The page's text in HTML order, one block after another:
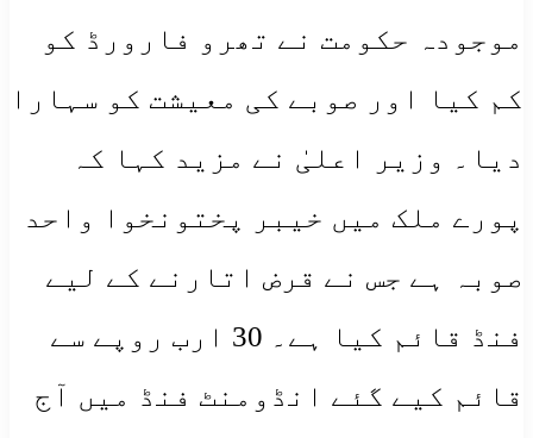
موجودہ حکومت نے تھرو فارورڈ کو
کم کیا اور صوبے کی معیشت کو سہارا
دیا۔ وزیر اعلیٰ نے مزید کہا کہ
پورے ملک میں خیبر پختونخوا واحد
صوبہ ہے جس نے قرض اتارنے کے لیے
فنڈ قائم کیا ہے۔ 30 ارب روپے سے
قائم کیے گئے انڈومنٹ فنڈ میں آج